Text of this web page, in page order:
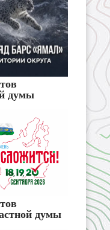
думы
думы